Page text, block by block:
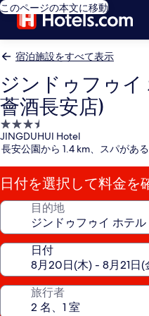
このページの本文に移動
宿泊施設をすべて表示
ジンドゥフゥイ
薈酒長安店)
3.5
つ
星
宿
泊
施
JINGDUHUI Hotel
長安公園から 1.4 km、スパがあ
日付を選択して料金を
目的地
日付
旅行者